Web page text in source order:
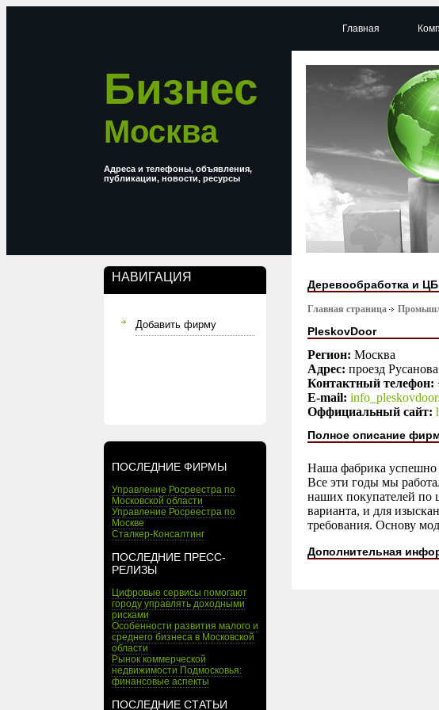
Бизнес
Москва
Адреса и телефоны, объявления,
публикации, новости, ресурсы
НАВИГАЦИЯ
Добавить фирму
ПОСЛЕДНИЕ ФИРМЫ
Управление Росреестра по
Московской области
Управление Росреестра по
Москве
Сталкер-Консалтинг
ПОСЛЕДНИЕ ПРЕСС-
РЕЛИЗЫ
Цифровые сервисы помогают
городу управлять доходными
рисками
Особенности развития малого и
среднего бизнеса в Московской
области
Рынок коммерческой
недвижимости Подмосковья:
финансовые аспекты
ПОСЛЕДНИЕ СТАТЬИ
Главная
Деревообработка и
Главная страница
PleskovDoor
Регион: Москва
Адрес: проезд
Контактный телефон:
E-mail:
Оффициальный сайт:
Полное описание
Наша фабрика успешно
Все эти годы мы
наших покупателей по
варианта, и для
требования. Основу
Дополнительная